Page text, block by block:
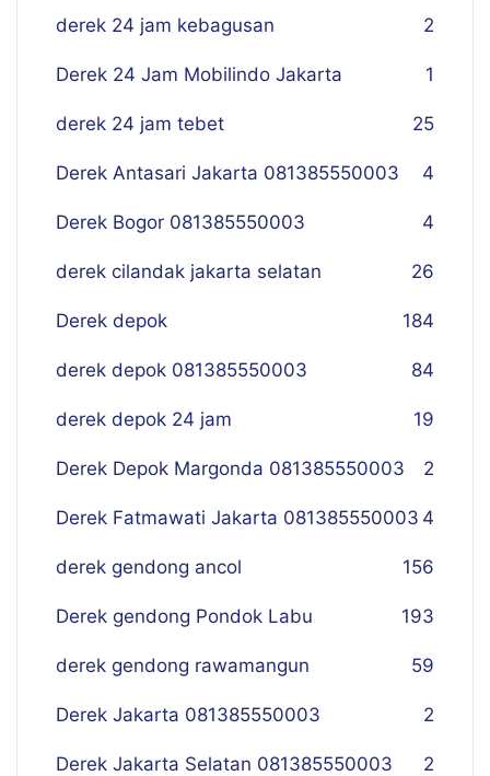
derek 24 jam kebagusan 2
Derek 24 Jam Mobilindo Jakarta 1
derek 24 jam tebet 25
Derek Antasari Jakarta 081385550003 4
Derek Bogor 081385550003 4
derek cilandak jakarta selatan 26
Derek depok 184
derek depok 081385550003 84
derek depok 24 jam 19
Derek Depok Margonda 081385550003 2
Derek Fatmawati Jakarta 081385550003 4
derek gendong ancol 156
Derek gendong Pondok Labu 193
derek gendong rawamangun 59
Derek Jakarta 081385550003 2
Derek Jakarta Selatan 081385550003 2